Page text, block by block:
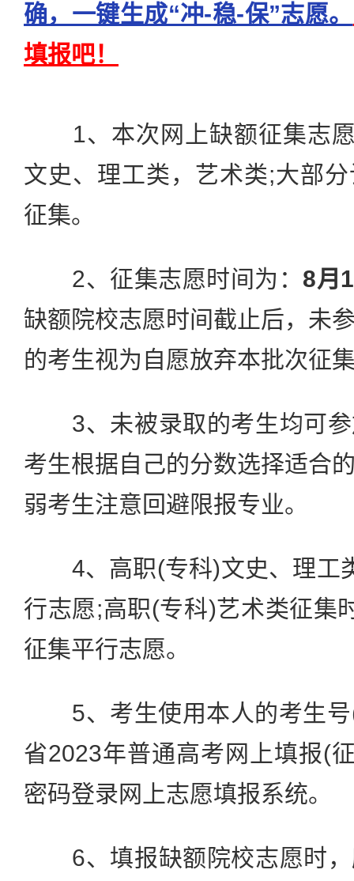
确，一键生成“冲-稳-保”志愿。
填报吧！
1、本次网上缺额征集志愿
文史、理工类，艺术类;大部
征集。
2、征集志愿时间为： 8月
缺额院校志愿时间截止后，未
的考生视为自愿放弃本批次征
3、未被录取的考生均可参
考生根据自己的分数选择适合
弱考生注意回避限报专业。
4、高职(专科)文史、理工
行志愿;高职(专科)艺术类征集
征集平行志愿。
5、考生使用本人的考生号(
省2023年普通高考网上填报(
密码登录网上志愿填报系统。
6、填报缺额院校志愿时，